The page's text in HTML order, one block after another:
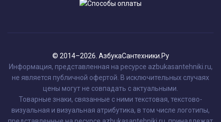
© 2014–2026. АзбукаСантехники.Ру
Информация, представленная на ресурсе azbukasantehniki.ru,
не является публичной офертой. В исключительных случаях
цены могут не совпадать с актуальными.
Товарные знаки, связанные с ними текстовая, текстово-
визуальная и визуальная атрибутика, в том числе логотипы,